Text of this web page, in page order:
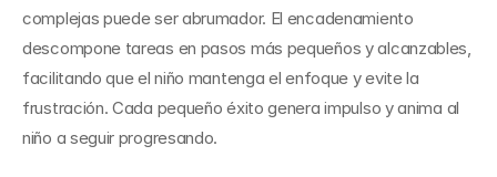
complejas puede ser abrumador. El encadenamiento
descompone tareas en pasos más pequeños y alcanzables,
facilitando que el niño mantenga el enfoque y evite la
frustración. Cada pequeño éxito genera impulso y anima al
niño a seguir progresando.